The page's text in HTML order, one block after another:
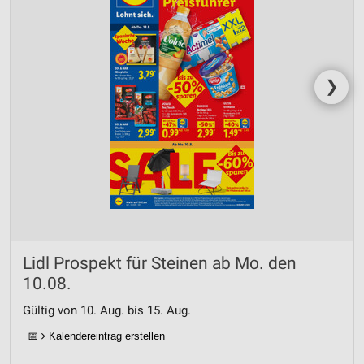
❯
Lidl Prospekt für Steinen ab Mo. den
10.08.
Gültig von 10. Aug. bis 15. Aug.
📅 Kalendereintrag erstellen